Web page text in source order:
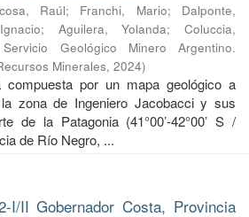
Raúl; Franchi, Mario; Dalponte,
; Aguilera, Yolanda;Coluccia,
Geológico Minero Argentino.
Minerales, 2024)
compuesta por un mapa geológico a
zona de Ingeniero Jacobacci y sus
de la Patagonia (41°00’-42°00’ S /
de Río Negro, ...
I/II Gobernador Costa, Provincia